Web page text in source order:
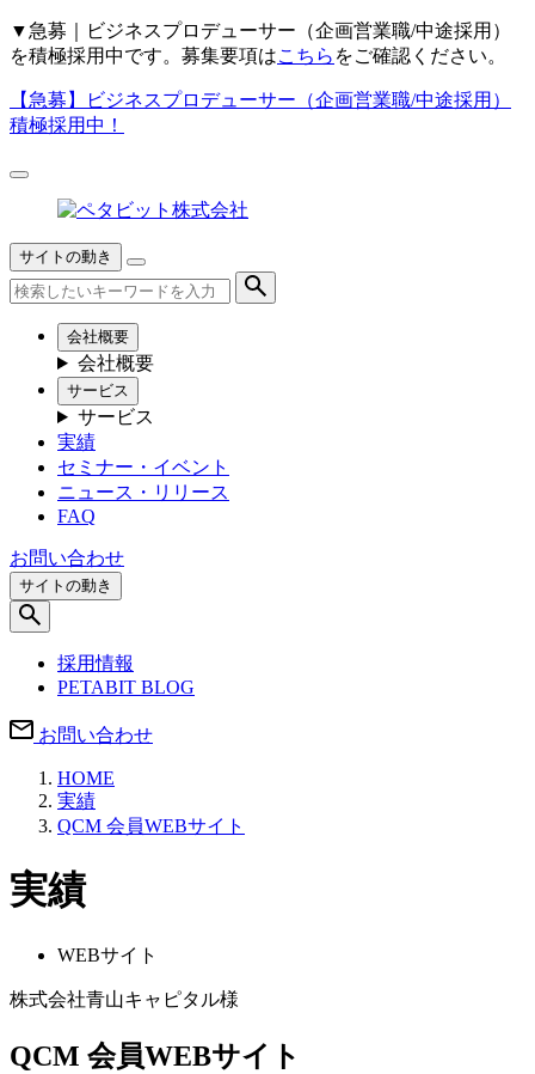
▼ 急募｜ビジネスプロデューサー（企画営業職/中途採用）
を積極採用中です。募集要項はこちら をご確認ください。
【急募】
ビジネスプロデューサー（企画営業職/中途採用）
積極採用中！
サイトの動き
会社概要
会社概要
サービス
サービス
実績
セミナー・イベント
ニュース・リリース
FAQ
お問い合わせ
サイトの動き
採用情報
PETABIT BLOG
お問い合わせ
HOME
実績
QCM 会員WEBサイト
実績
WEBサイト
株式会社青山キャピタル様
QCM 会員WEBサイト